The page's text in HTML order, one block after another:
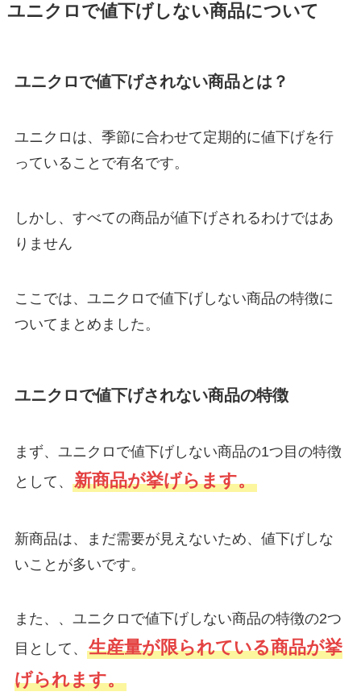
ユニクロで値下げしない商品について
ユニクロで値下げされない商品とは？
ユニクロは、季節に合わせて定期的に値下げを行
っていることで有名です。
しかし、すべての商品が値下げされるわけではあ
りません
ここでは、ユニクロで値下げしない商品の特徴に
ついてまとめました。
ユニクロで値下げされない商品の特徴
まず、ユニクロで値下げしない商品の1つ目の特徴
として、 新商品が挙げらます。
新商品は、まだ需要が見えないため、値下げしな
いことが多いです。
また、、ユニクロで値下げしない商品の特徴の2つ
目として、 生産量が限られている商品が挙
げられます。